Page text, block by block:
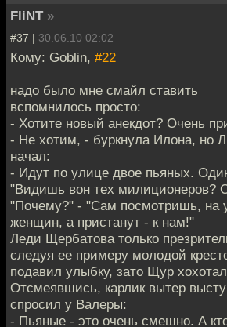
FliNT »
#37 | 30.06.10 02:02
Кому: Goblin, #22
надо было мне смайл ставить
вспомнилось просто:
- Хотите новый анекдот? Очень
- Не хотим, - буркнула Илона, но
начал:
- Идут по улице двое пьяных.
"Видишь вон тех милиционеров?
"Почему?" - "Сам посмотришь, на
женщин, а пристанут - к нам!"
Леди Щербатова только
следуя ее примеру молодой
подавил улыбку, зато Щур
Отсмеявшись, карлик вытер
спросил у Валеры:
- Пьяные - это очень смешно. А